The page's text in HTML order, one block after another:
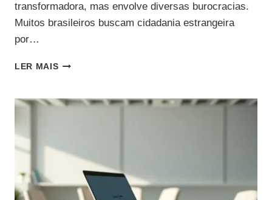
transformadora, mas envolve diversas burocracias.
Muitos brasileiros buscam cidadania estrangeira
por…
LER MAISCIDADANIA
TIPOS
TRADUÇÃO
JURAMENTADA